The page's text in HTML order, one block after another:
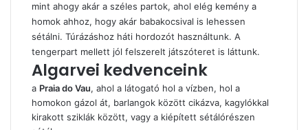
mint ahogy akár a széles partok, ahol elég kemény a
homok ahhoz, hogy akár babakocsival is lehessen
sétálni. Túrázáshoz háti hordozót használtunk. A
tengerpart mellett jól felszerelt játszóteret is láttunk.
Algarvei kedvenceink
a Praia do Vau, ahol a látogató hol a vízben, hol a
homokon gázol át, barlangok között cikázva, kagylókkal
kirakott sziklák között, vagy a kiépített sétálórészen